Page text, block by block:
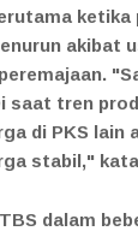
ketika
akibat
saat tren
di PKS lain
stabil,"
dalam